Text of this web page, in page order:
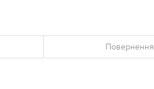
Повернення